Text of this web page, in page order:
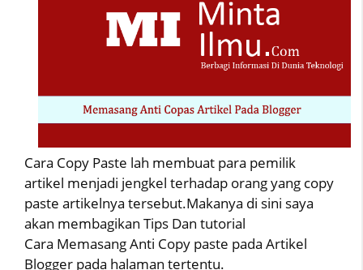
Cara Copy Paste lah membuat para pemilik
artikel menjadi jengkel terhadap orang yang copy
paste artikelnya tersebut.Makanya di sini saya
akan membagikan Tips Dan tutorial
Cara Memasang Anti Copy paste pada Artikel
Blogger pada halaman tertentu.